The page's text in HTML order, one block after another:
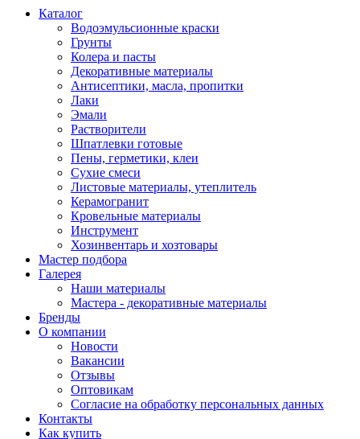
Каталог
Водоэмульсионные краски
Грунты
Колера и пасты
Декоративные материалы
Антисептики, масла, пропитки
Лаки
Эмали
Растворители
Шпатлевки готовые
Пены, герметики, клеи
Сухие смеси
Листовые материалы, утеплитель
Керамогранит
Кровельные материалы
Инструмент
Хозинвентарь и хозтовары
Мастер подбора
Галерея
Наши материалы
Мастера - декоративные материалы
Бренды
О компании
Новости
Вакансии
Отзывы
Оптовикам
Cогласие на обработку персональных данных
Контакты
Как купить